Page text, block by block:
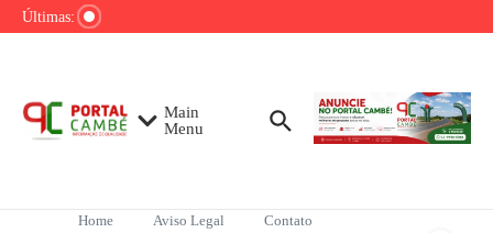
Ir para o conteúdo
Últimas:
Main
Menu
Home Aviso Legal
Contato